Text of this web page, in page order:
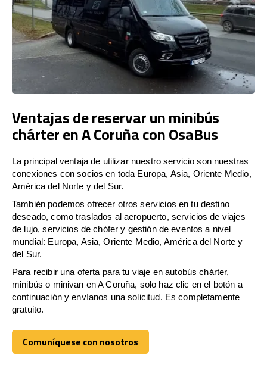
Ventajas de reservar un minibús
chárter en A Coruña con OsaBus
La principal ventaja de utilizar nuestro servicio son nuestras
conexiones con socios en toda Europa, Asia, Oriente Medio,
América del Norte y del Sur.
También podemos ofrecer otros servicios en tu destino
deseado, como traslados al aeropuerto, servicios de viajes
de lujo, servicios de chófer y gestión de eventos a nivel
mundial: Europa, Asia, Oriente Medio, América del Norte y
del Sur.
Para recibir una oferta para tu viaje en autobús chárter,
minibús o minivan en A Coruña, solo haz clic en el botón a
continuación y envíanos una solicitud. Es completamente
gratuito.
Comuníquese con nosotros
Comuníquese con nosotros